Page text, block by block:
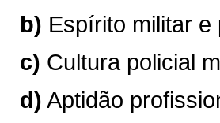
b) Espírito militar e
c) Cultura policial
d) Aptidão